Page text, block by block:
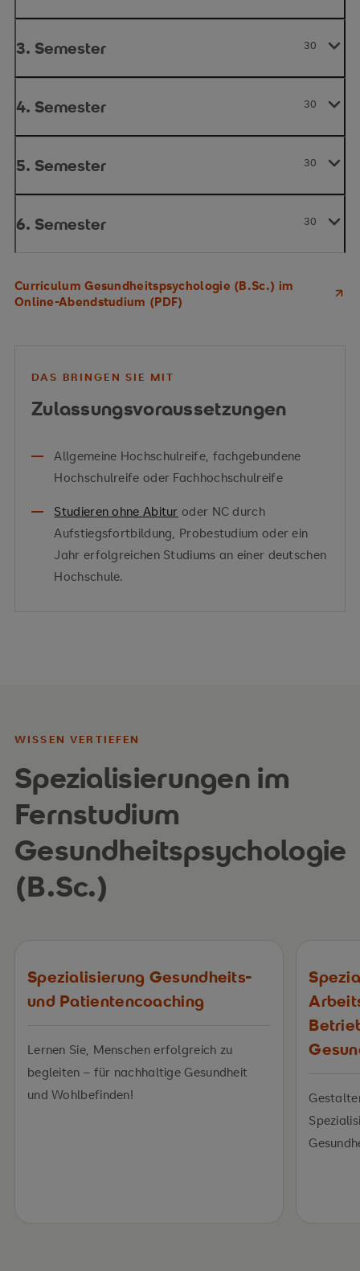
3. Semester 30
4. Semester 30
5. Semester 30
6. Semester 30
Curriculum Gesundheitspsychologie (B.Sc.) im
Online-Abendstudium (PDF)
DAS BRINGEN SIE MIT
Zulassungsvoraussetzungen
Allgemeine Hochschulreife, fachgebundene
Hochschulreife oder Fachhochschulreife
Studieren ohne Abitur oder NC durch
Aufstiegsfortbildung, Probestudium oder ein
Jahr erfolgreichen Studiums an einer deutschen
Hochschule.
WISSEN VERTIEFEN
Spezialisierungen im
Fernstudium
Gesundheitspsychologie
(B.Sc.)
Spezialisierung Gesundheits-
und Patientencoaching
Lernen Sie, Menschen erfolgreich zu
begleiten – für nachhaltige Gesundheit
und Wohlbefinden!